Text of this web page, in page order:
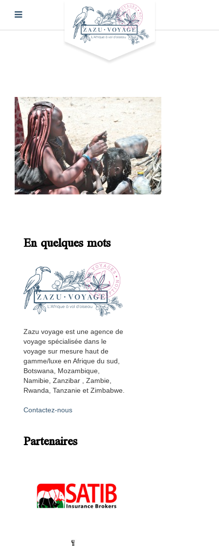
En quelques mots
Zazu voyage est une agence de
voyage spécialisée dans le
voyage sur mesure haut de
gamme/luxe en Afrique du sud,
Botswana, Mozambique,
Namibie, Zanzibar , Zambie,
Rwanda, Tanzanie et Zimbabwe.
Contactez-nous
Partenaires